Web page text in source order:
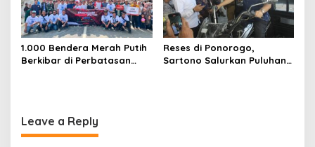
1.000 Bendera Merah Putih
Berkibar di Perbatasan
Reses di Ponorogo,
Sartono Salurkan Puluhan
Leave a Reply